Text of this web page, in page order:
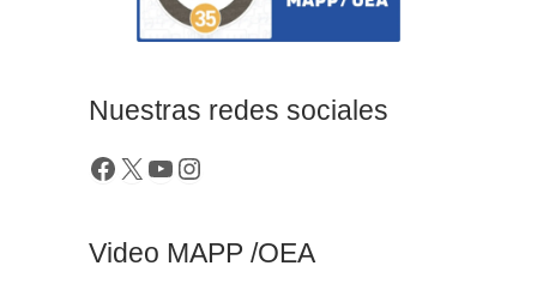
Nuestras redes sociales
Video MAPP /OEA